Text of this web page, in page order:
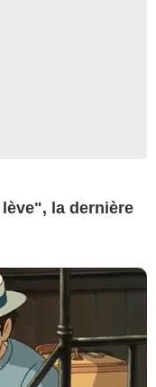
la dernière